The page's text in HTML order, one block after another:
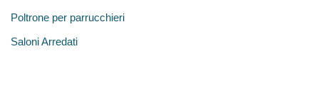
Poltrone per parrucchieri
Saloni Arredati